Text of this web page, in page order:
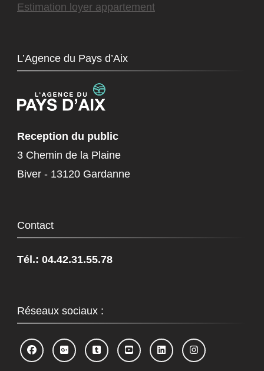
Estimation loyer appartement
L’Agence du Pays d’Aix
Reception du public
3 Chemin de la Plaine
Biver - 13120 Gardanne
Contact
Tél.: 04.42.31.55.78
Réseaux sociaux :